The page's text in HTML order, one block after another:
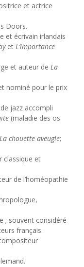
et actrice
Doors.
et écrivain irlandais
et L’importance
et auteur de La
nominé pour le prix
jazz accompli
(maladie des os
La chouette aveugle;
classique et
de l’homéopathie
; souvent considéré
français.